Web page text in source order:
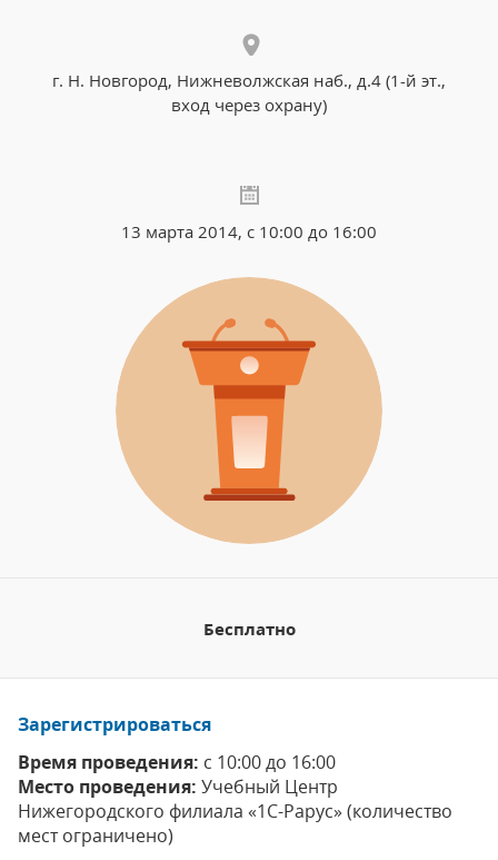
г. Н. Новгород, Нижневолжская наб., д.4 (1-й эт.,
вход через охрану)
13 марта 2014, с 10:00 до 16:00
Бесплатно
Зарегистрироваться
Время проведения: с 10:00 до 16:00
Место проведения: Учебный Центр
Нижегородского филиала «1С-Рарус» (количество
мест ограничено)